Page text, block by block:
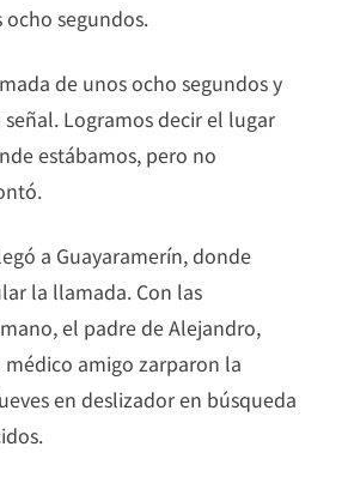
segundos.
de unos ocho segundos y
Logramos decir el lugar
estábamos, pero no
a Guayaramerín, donde
la llamada. Con las
el padre de Alejandro,
médico amigo zarparon la
en deslizador en búsqueda